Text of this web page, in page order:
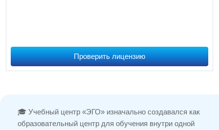
Проверить лицензию
🎓 Учебный центр «ЭГО» изначально создавался как
образовательный центр для обучения внутри одной